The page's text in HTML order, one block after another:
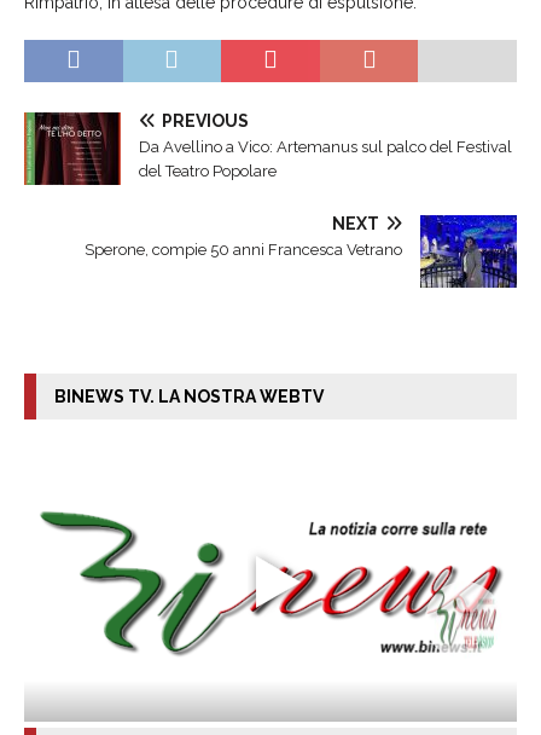
PREVIOUS
Da Avellino a Vico: Artemanus sul palco del Festival
del Teatro Popolare
NEXT
Sperone, compie 50 anni Francesca Vetrano
BINEWS TV. LA NOSTRA WEBTV